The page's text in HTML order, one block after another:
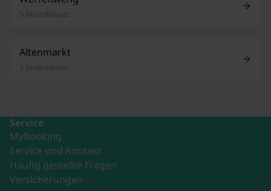
5 Ferienhäuser
Altenmarkt
3 Ferienhäuser
Service
MyBooking
Service und Kontakt
Häufig gestellte Fragen
Versicherungen